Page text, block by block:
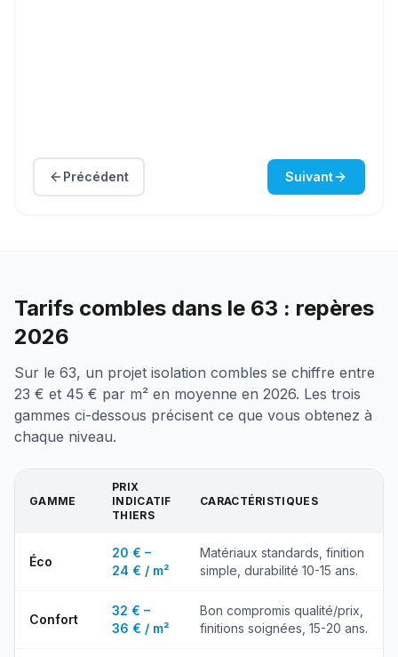
Précédent Suivant
Tarifs combles dans le 63 : repères
2026
Sur le 63, un projet isolation combles se chiffre entre
23 € et 45 € par m² en moyenne en 2026. Les trois
gammes ci-dessous précisent ce que vous obtenez à
chaque niveau.
GAMME
PRIX
INDICATIF
THIERS
CARACTÉRISTIQUES
Éco
20 € –
24 € / m²
Matériaux standards, finition
simple, durabilité 10-15 ans.
Confort
32 € –
36 € / m²
Bon compromis qualité/prix,
finitions soignées, 15-20 ans.